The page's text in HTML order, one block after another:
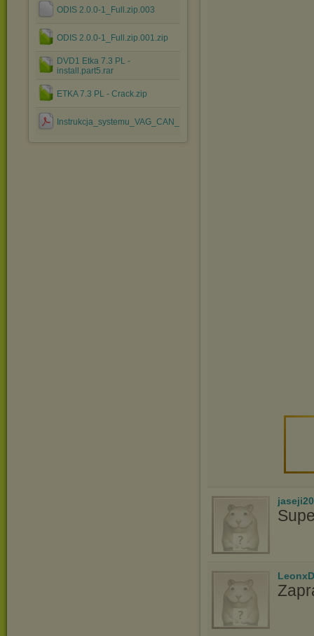
ODIS 2.0.0-1_Full.zip.003
ODIS 2.0.0-1_Full.zip.001.zip
DVD1 Etka 7.3 PL -
install.part5.rar
ETKA 7.3 PL - Crack.zip
Instrukcja_systemu_VAG_CAN_PROFESSIONAL.pdf